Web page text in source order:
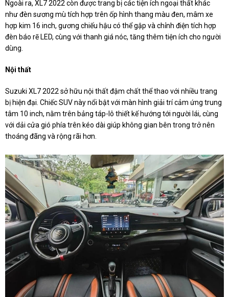
Ngoài ra, XL7 2022 còn được trang bị các tiện ích ngoại thất khác
như đèn sương mù tích hợp trên ốp hình thang màu đen, mâm xe
hợp kim 16 inch, gương chiếu hậu có thể gập và chỉnh điện tích hợp
đèn báo rẽ LED, cùng với thanh giá nóc, tăng thêm tiện ích cho người
dùng.
Nội thất
Suzuki XL7 2022 sở hữu nội thất đậm chất thể thao với nhiều trang
bị hiện đại. Chiếc SUV này nổi bật với màn hình giải trí cảm ứng trung
tâm 10 inch, nằm trên bảng táp-lô thiết kế hướng tới người lái, cùng
với dải cửa gió phía trên kéo dài giúp không gian bên trong trở nên
thoáng đãng và rộng rãi hơn.